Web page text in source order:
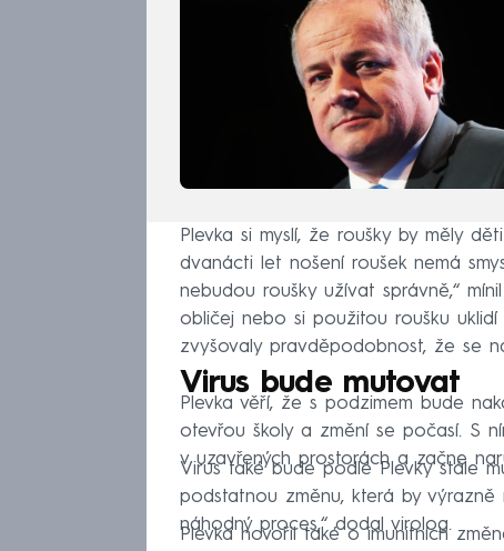
Plevka si myslí, že roušky by měly
dvanácti let nošení roušek nemá
nebudou roušky užívat správně,“
obličej nebo si použitou roušku
zvyšovaly pravděpodobnost, že se
Virus bude mutovat
Plevka věří, že s podzimem bude
otevřou školy a změní se počasí. S
v uzavřených prostorách a začne
Virus také bude podle Plevky stále
podstatnou změnu, která by
náhodný proces,“ dodal virolog.
Plevka hovořil také o imunitních